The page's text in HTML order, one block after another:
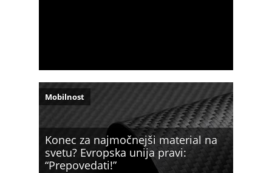
Konec za najmočnejši material na
svetu? Evropska unija pravi:
“Prepovedati!”
Mobilnost